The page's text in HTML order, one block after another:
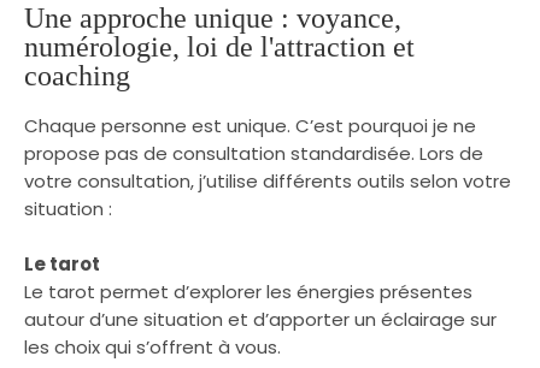
Une approche unique : voyance,
numérologie, loi de l'attraction et
coaching
Chaque personne est unique. C’est pourquoi je ne
propose pas de consultation standardisée. Lors de
votre consultation, j’utilise différents outils selon votre
situation :
Le tarot
Le tarot permet d’explorer les énergies présentes
autour d’une situation et d’apporter un éclairage sur
les choix qui s’offrent à vous.